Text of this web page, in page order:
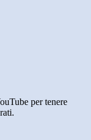
per tenere